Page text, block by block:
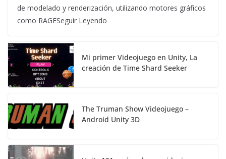
de modelado y renderización, utilizando motores gráficos
como RAGESeguir Leyendo
Mi primer Videojuego en Unity, La
creación de Time Shard Seeker
The Truman Show Videojuego –
Android Unity 3D